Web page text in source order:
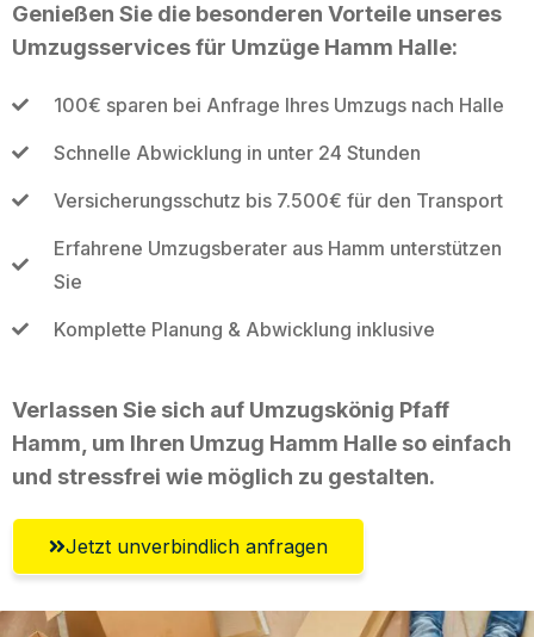
Genießen Sie die besonderen Vorteile unseres
Umzugsservices für Umzüge Hamm Halle:
100€ sparen bei Anfrage Ihres Umzugs nach Halle
Schnelle Abwicklung in unter 24 Stunden
Versicherungsschutz bis 7.500€ für den Transport
Erfahrene Umzugsberater aus Hamm unterstützen
Sie
Komplette Planung & Abwicklung inklusive
Verlassen Sie sich auf Umzugskönig Pfaff
Hamm, um Ihren Umzug Hamm Halle so einfach
und stressfrei wie möglich zu gestalten.
Jetzt unverbindlich anfragen